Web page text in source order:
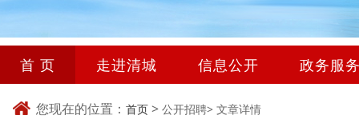
首 页 走进清城 信息公开 政务服
您现在的位置： 首页 > 公开招聘> 文章详情